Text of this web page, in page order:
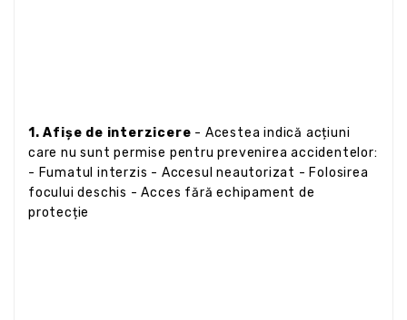
1. Afișe de interzicere - Acestea indică acțiuni
care nu sunt permise pentru prevenirea accidentelor:
- Fumatul interzis - Accesul neautorizat - Folosirea
focului deschis - Acces fără echipament de
protecție